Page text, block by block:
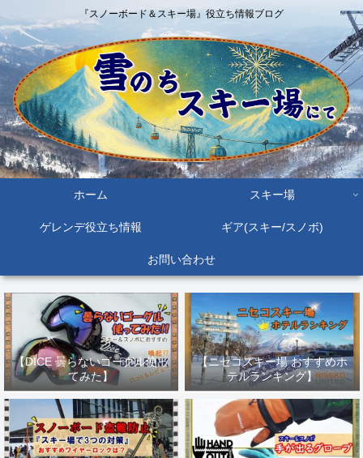
『スノーボード＆スキー場』役立ち情報ブログ
ホーム スキー場
ゲレンデ役立ち情報 ギア(スキー/スノボ)
お問い合わせ
【DICE 曇らないゴーグル使っ
てみた】
【ニセコスキー場 おすすめホ
テルランキング】